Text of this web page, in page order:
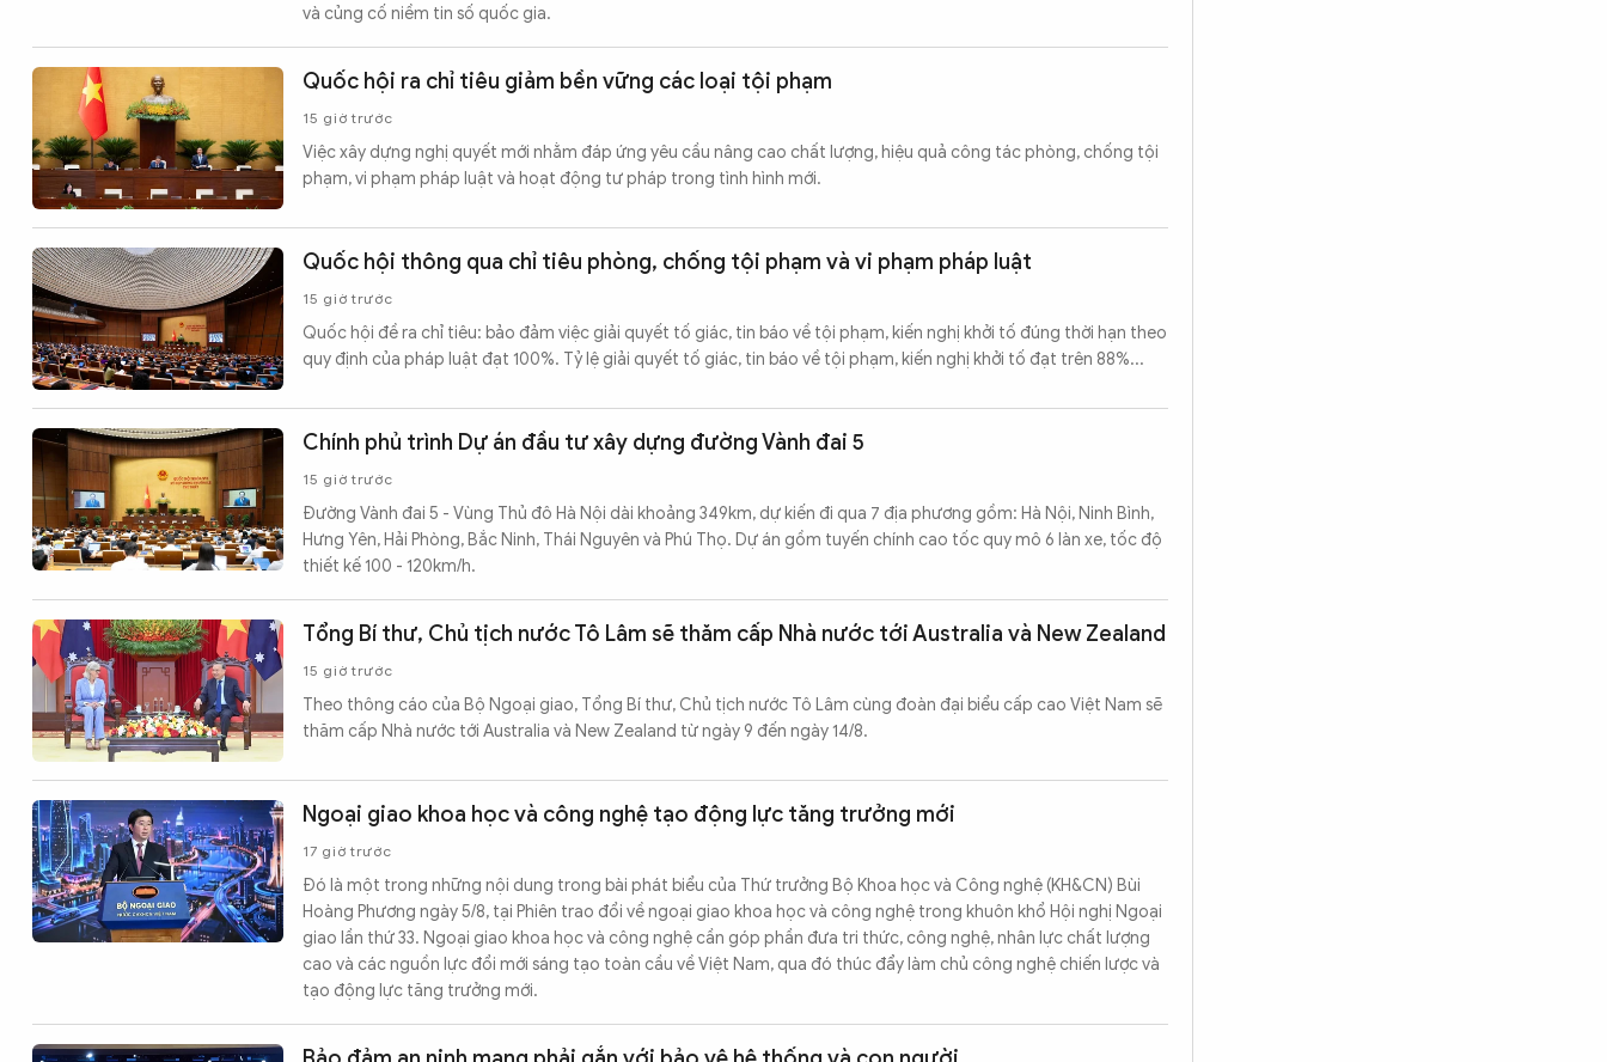
và củng cố niềm tin số quốc gia.
Quốc hội ra chỉ tiêu giảm bền vững các loại tội phạm
15 giờ trước
Việc xây dựng nghị quyết mới nhằm đáp ứng yêu cầu nâng cao chất lượng, hiệu quả công tác phòng, chống tội
phạm, vi phạm pháp luật và hoạt động tư pháp trong tình hình mới.
Quốc hội thông qua chỉ tiêu phòng, chống tội phạm và vi phạm pháp luật
15 giờ trước
Quốc hội đề ra chỉ tiêu: bảo đảm việc giải quyết tố giác, tin báo về tội phạm, kiến nghị khởi tố đúng thời hạn theo
quy định của pháp luật đạt 100%. Tỷ lệ giải quyết tố giác, tin báo về tội phạm, kiến nghị khởi tố đạt trên 88%...
Chính phủ trình Dự án đầu tư xây dựng đường Vành đai 5
15 giờ trước
Đường Vành đai 5 - Vùng Thủ đô Hà Nội dài khoảng 349km, dự kiến đi qua 7 địa phương gồm: Hà Nội, Ninh Bình,
Hưng Yên, Hải Phòng, Bắc Ninh, Thái Nguyên và Phú Thọ. Dự án gồm tuyến chính cao tốc quy mô 6 làn xe, tốc độ
thiết kế 100 - 120km/h.
Tổng Bí thư, Chủ tịch nước Tô Lâm sẽ thăm cấp Nhà nước tới Australia và New Zealand
15 giờ trước
Theo thông cáo của Bộ Ngoại giao, Tổng Bí thư, Chủ tịch nước Tô Lâm cùng đoàn đại biểu cấp cao Việt Nam sẽ
thăm cấp Nhà nước tới Australia và New Zealand từ ngày 9 đến ngày 14/8.
Ngoại giao khoa học và công nghệ tạo động lực tăng trưởng mới
17 giờ trước
Đó là một trong những nội dung trong bài phát biểu của Thứ trưởng Bộ Khoa học và Công nghệ (KH&CN) Bùi
Hoàng Phương ngày 5/8, tại Phiên trao đổi về ngoại giao khoa học và công nghệ trong khuôn khổ Hội nghị Ngoại
giao lần thứ 33. Ngoại giao khoa học và công nghệ cần góp phần đưa tri thức, công nghệ, nhân lực chất lượng
cao và các nguồn lực đổi mới sáng tạo toàn cầu về Việt Nam, qua đó thúc đẩy làm chủ công nghệ chiến lược và
tạo động lực tăng trưởng mới.